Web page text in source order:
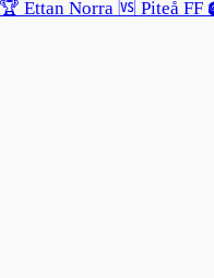
Ettan Norra 🆚 Piteå FF